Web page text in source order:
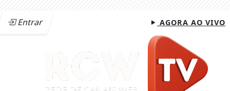
Entrar AGORA AO VIVO